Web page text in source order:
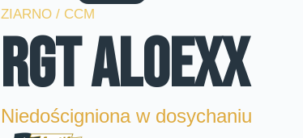
ZIARNO / CCM
RGT Aloexx
Niedościgniona w dosychaniu